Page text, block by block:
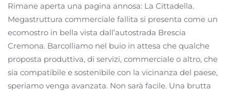
Rimane aperta una pagina annosa: La Cittadella.
Megastruttura commerciale fallita si presenta come un
ecomostro in bella vista dall’autostrada Brescia
Cremona. Barcolliamo nel buio in attesa che qualche
proposta produttiva, di servizi, commerciale o altro, che
sia compatibile e sostenibile con la vicinanza del paese,
speriamo venga avanzata. Non sarà facile. Una brutta